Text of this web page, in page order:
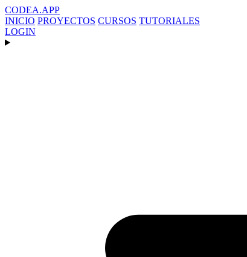
CODEA.APP
INICIO PROYECTOS CURSOS TUTORIALES
LOGIN